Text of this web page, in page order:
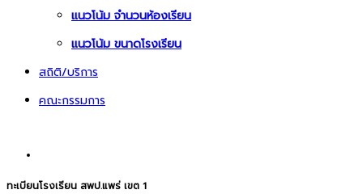
แนวโน้ม จำนวนห้องเรียน
แนวโน้ม ขนาดโรงเรียน
สถิติ/บริการ
คณะกรรมการ
ทะเบียนโรงเรียน สพป.แพร่ เขต 1